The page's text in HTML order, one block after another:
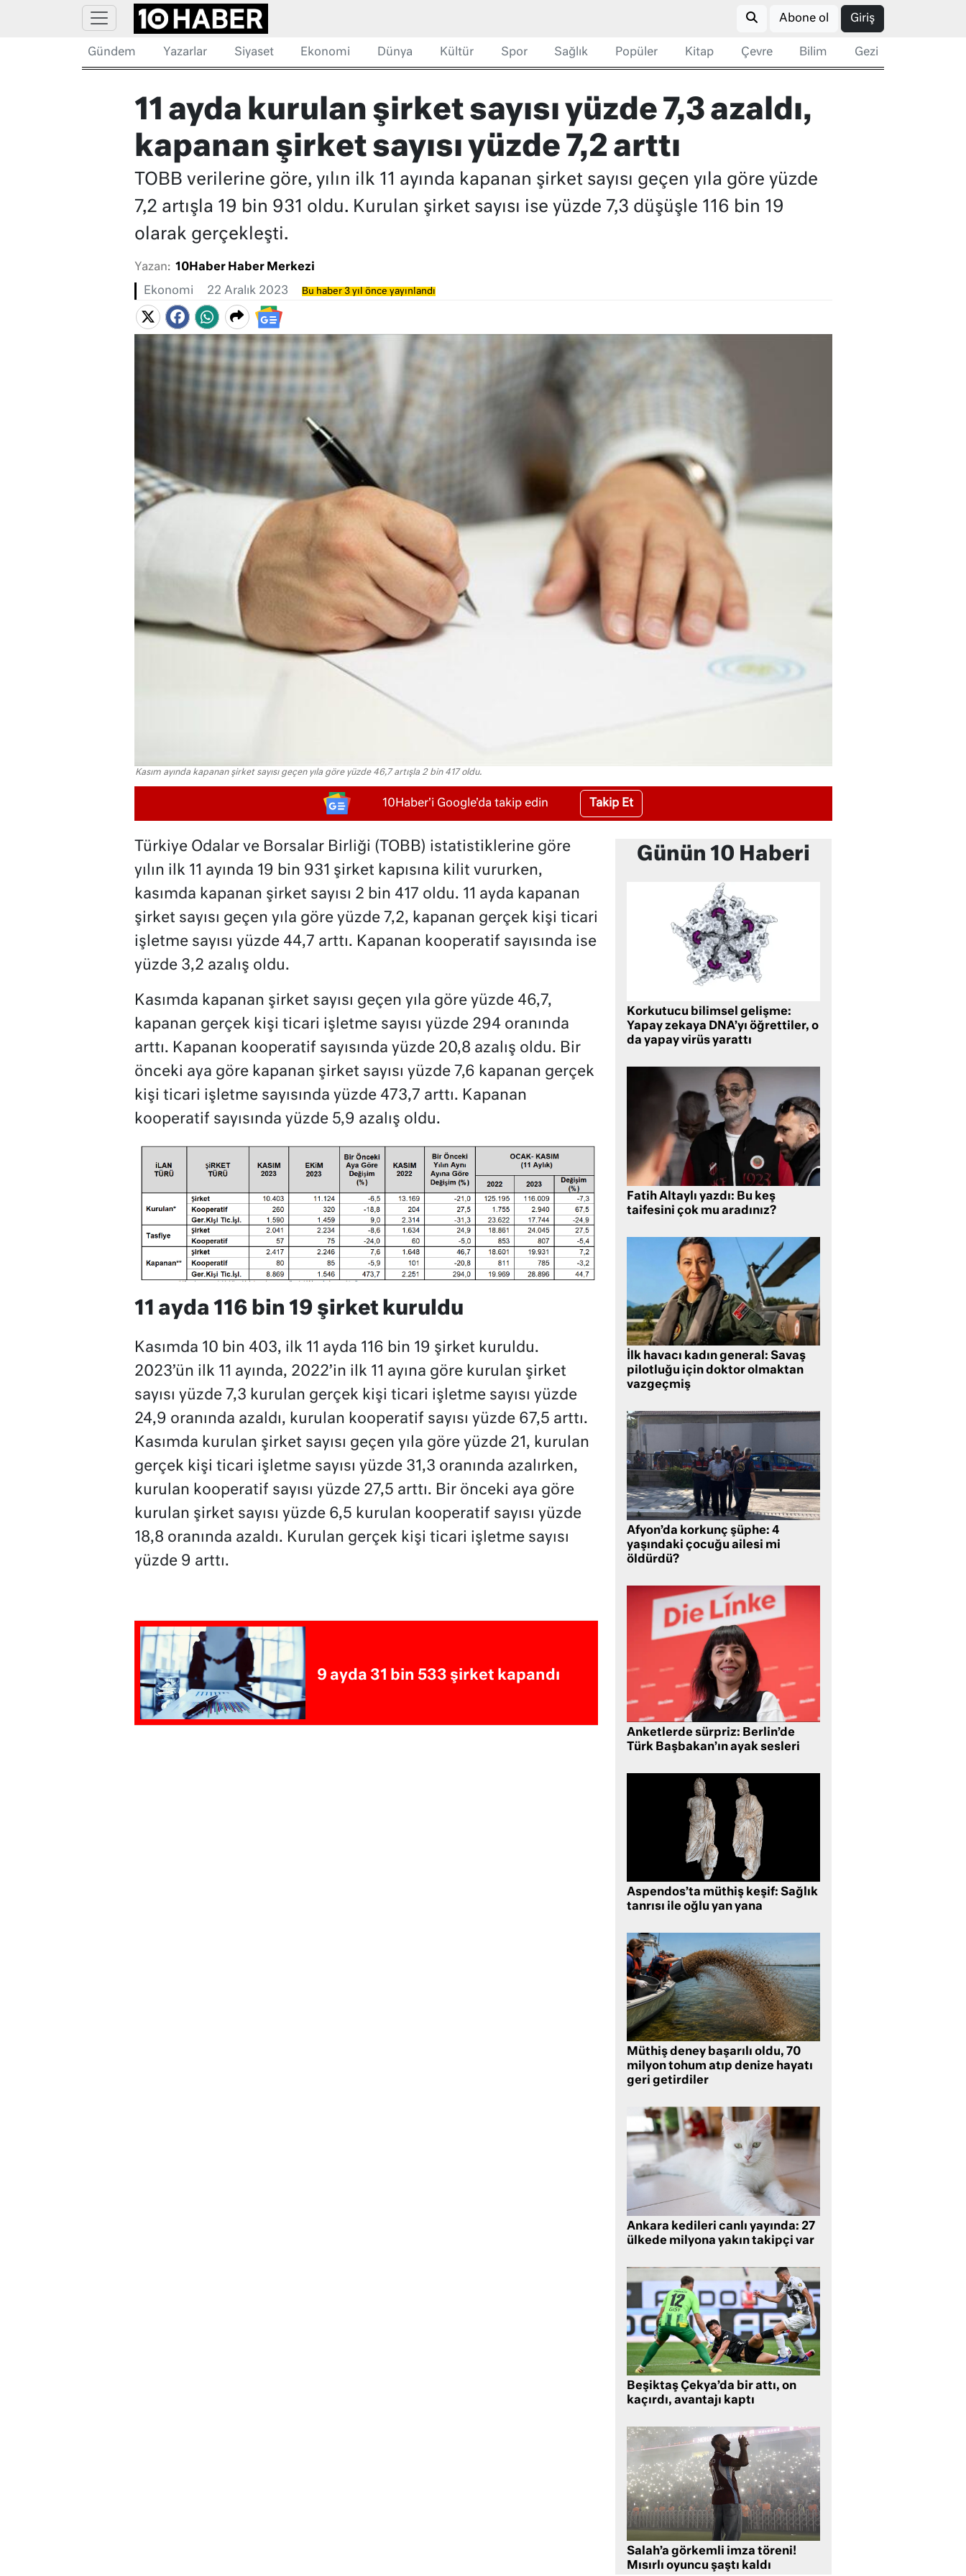
Abone ol Giriş
Gündem Yazarlar Siyaset Ekonomi Dünya Kültür Spor Sağlık Popüler Kitap Çevre Bilim Gezi
11 ayda kurulan şirket sayısı yüzde 7,3 azaldı,
kapanan şirket sayısı yüzde 7,2 arttı
TOBB verilerine göre, yılın ilk 11 ayında kapanan şirket sayısı geçen yıla göre yüzde
7,2 artışla 19 bin 931 oldu. Kurulan şirket sayısı ise yüzde 7,3 düşüşle 116 bin 19
olarak gerçekleşti.
Yazan: 10Haber Haber Merkezi
Ekonomi 22 Aralık 2023 Bu haber 3 yıl önce yayınlandı
Kasım ayında kapanan şirket sayısı geçen yıla göre yüzde 46,7 artışla 2 bin 417 oldu.
10Haber'i Google'da takip edin Takip Et
Türkiye Odalar ve Borsalar Birliği (TOBB) istatistiklerine göre
yılın ilk 11 ayında 19 bin 931 şirket kapısına kilit vururken,
kasımda kapanan şirket sayısı 2 bin 417 oldu. 11 ayda kapanan
şirket sayısı geçen yıla göre yüzde 7,2, kapanan gerçek kişi ticari
işletme sayısı yüzde 44,7 arttı. Kapanan kooperatif sayısında ise
yüzde 3,2 azalış oldu.
Kasımda kapanan şirket sayısı geçen yıla göre yüzde 46,7,
kapanan gerçek kişi ticari işletme sayısı yüzde 294 oranında
arttı. Kapanan kooperatif sayısında yüzde 20,8 azalış oldu. Bir
önceki aya göre kapanan şirket sayısı yüzde 7,6 kapanan gerçek
kişi ticari işletme sayısında yüzde 473,7 arttı. Kapanan
kooperatif sayısında yüzde 5,9 azalış oldu.
11 ayda 116 bin 19 şirket kuruldu
Kasımda 10 bin 403, ilk 11 ayda 116 bin 19 şirket kuruldu.
2023’ün ilk 11 ayında, 2022’in ilk 11 ayına göre kurulan şirket
sayısı yüzde 7,3 kurulan gerçek kişi ticari işletme sayısı yüzde
24,9 oranında azaldı, kurulan kooperatif sayısı yüzde 67,5 arttı.
Kasımda kurulan şirket sayısı geçen yıla göre yüzde 21, kurulan
gerçek kişi ticari işletme sayısı yüzde 31,3 oranında azalırken,
kurulan kooperatif sayısı yüzde 27,5 arttı. Bir önceki aya göre
kurulan şirket sayısı yüzde 6,5 kurulan kooperatif sayısı yüzde
18,8 oranında azaldı. Kurulan gerçek kişi ticari işletme sayısı
yüzde 9 arttı.
9 ayda 31 bin 533 şirket kapandı
Günün 10 Haberi
Korkutucu bilimsel gelişme:
Yapay zekaya DNA’yı öğrettiler, o
da yapay virüs yarattı
Fatih Altaylı yazdı: Bu keş
taifesini çok mu aradınız?
İlk havacı kadın general: Savaş
pilotluğu için doktor olmaktan
vazgeçmiş
Afyon’da korkunç şüphe: 4
yaşındaki çocuğu ailesi mi
öldürdü?
Anketlerde sürpriz: Berlin’de
Türk Başbakan’ın ayak sesleri
Aspendos’ta müthiş keşif: Sağlık
tanrısı ile oğlu yan yana
Müthiş deney başarılı oldu, 70
milyon tohum atıp denize hayatı
geri getirdiler
Ankara kedileri canlı yayında: 27
ülkede milyona yakın takipçi var
Beşiktaş Çekya’da bir attı, on
kaçırdı, avantajı kaptı
Salah’a görkemli imza töreni!
Mısırlı oyuncu şaştı kaldı